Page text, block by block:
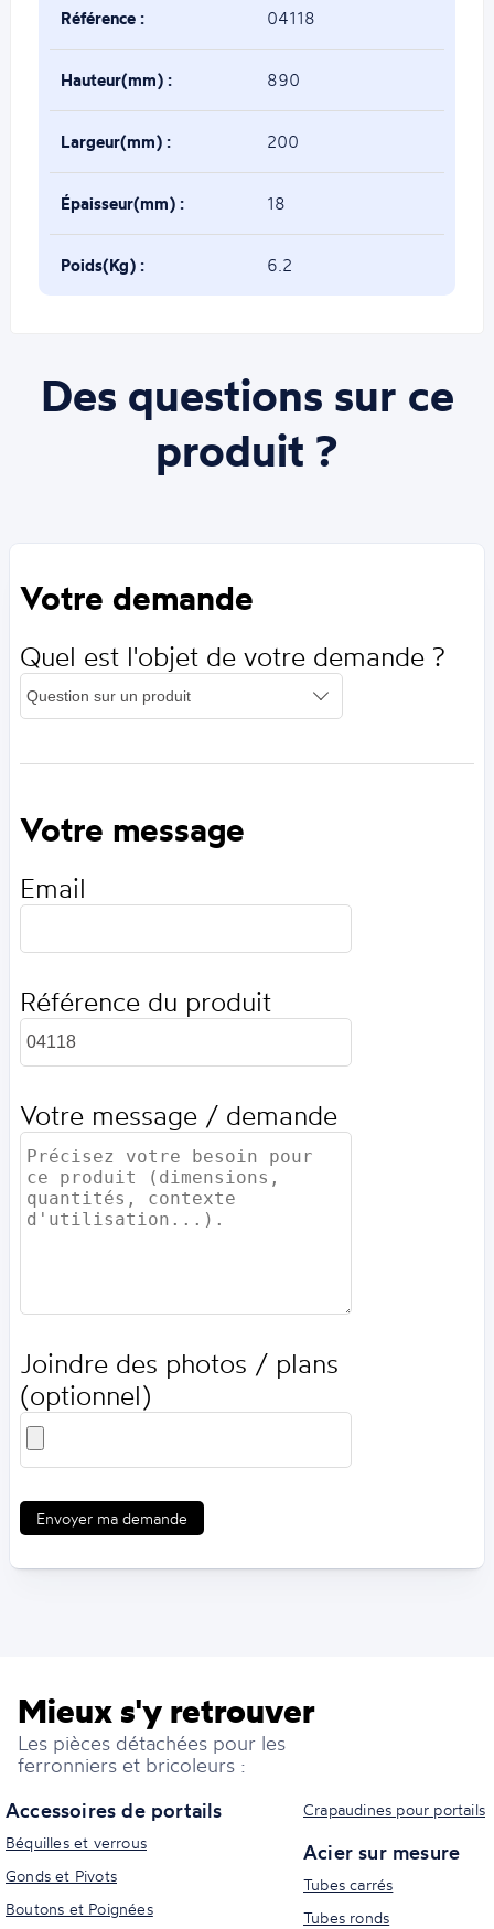
Référence : 04118
Hauteur(mm) : 890
Largeur(mm) : 200
Épaisseur(mm) : 18
Poids(Kg) : 6.2
Des questions sur ce
produit ?
Votre demande
Quel est l'objet de votre demande ?
Votre message
Email
Référence du produit
Votre message / demande
Joindre des photos / plans
(optionnel)
Envoyer ma demande
Mieux s'y retrouver
Les pièces détachées pour les
ferronniers et bricoleurs :
Accessoires de portails
Béquilles et verrous
Gonds et Pivots
Boutons et Poignées
Crapaudines pour portails
Acier sur mesure
Tubes carrés
Tubes ronds